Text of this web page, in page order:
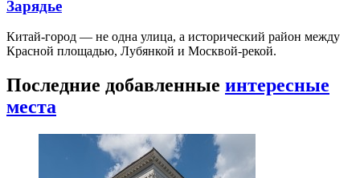
Зарядье
Китай-город — не одна улица, а исторический район между
Красной площадью, Лубянкой и Москвой-рекой.
Последние добавленные интересные
места